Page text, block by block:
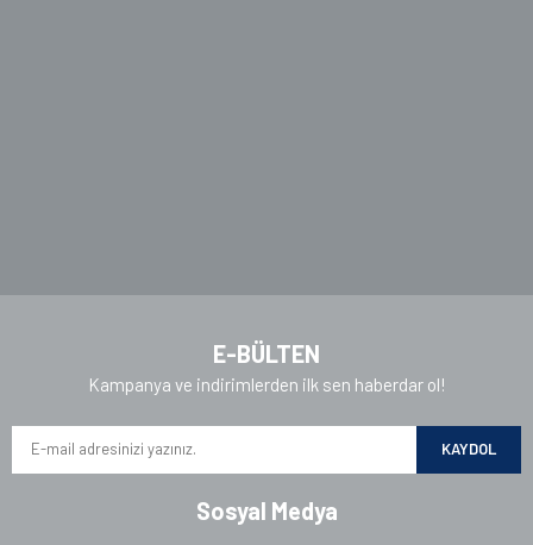
E-BÜLTEN
Kampanya ve indirimlerden ilk sen haberdar ol!
KAYDOL
Sosyal Medya